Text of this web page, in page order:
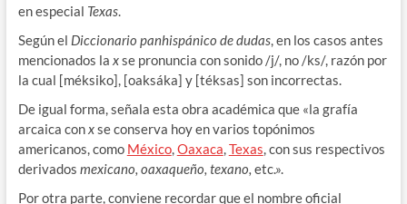
en especial Texas.
Según el Diccionario panhispánico de dudas, en los casos antes
mencionados la xse pronuncia con sonido /j/, no /ks/, razón por
la cual [méksiko], [oaksáka] y [téksas] son incorrectas.
De igual forma, señala esta obra académica que «la grafía
arcaica con xse conserva hoy en varios topónimos
americanos, como México, Oaxaca Texas , con sus respectivos
derivados mexicano, oaxaqueño, texano, etc.».
Por otra parte, conviene recordar que el nombre oficial